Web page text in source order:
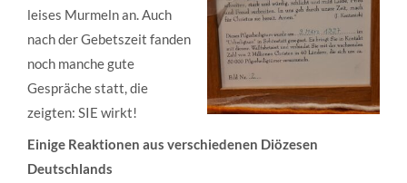
leises Murmeln an. Auch
nach der Gebetszeit fanden
noch manche gute
Gespräche statt, die
zeigten: SIE wirkt!
Einige Reaktionen aus verschiedenen Diözesen
Deutschlands